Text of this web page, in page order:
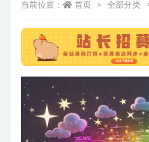
当前位置： 首页 全部分类